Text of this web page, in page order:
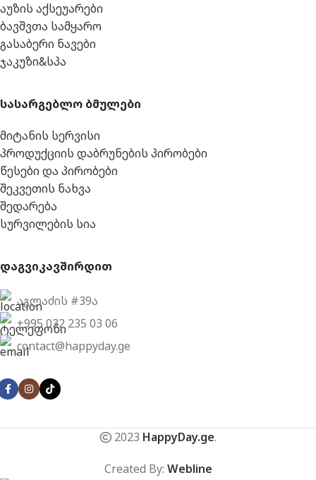
აუზის აქსეუარები
ბავშვთა სამყარო
გასაბერი ნავები
ჯაკუზი&სპა
სასარგებლო ბმულები
მიტანის სერვისი
პროდუქციის დაბრუნების პირობები
წესები და პირობები
შეკვეთის ნახვა
შედარება
სურვილების სია
დაგვიკავშირდით
აგლაძის #39ა
+995 032 235 03 06
contact@happyday.ge
2023 HappyDay.ge.
Created By: Webline